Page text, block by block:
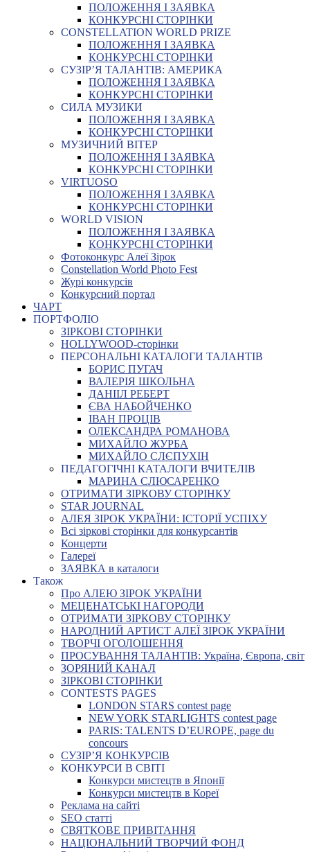
ПОЛОЖЕННЯ І ЗАЯВКА
КОНКУРСНІ СТОРІНКИ
CONSTELLATION WORLD PRIZE
ПОЛОЖЕННЯ І ЗАЯВКА
КОНКУРСНІ СТОРІНКИ
СУЗІР’Я ТАЛАНТІВ: АМЕРИКА
ПОЛОЖЕННЯ І ЗАЯВКА
КОНКУРСНІ СТОРІНКИ
СИЛА МУЗИКИ
ПОЛОЖЕННЯ І ЗАЯВКА
КОНКУРСНІ СТОРІНКИ
МУЗИЧНИЙ ВІТЕР
ПОЛОЖЕННЯ І ЗАЯВКА
КОНКУРСНІ СТОРІНКИ
VIRTUOSO
ПОЛОЖЕННЯ І ЗАЯВКА
КОНКУРСНІ СТОРІНКИ
WORLD VISION
ПОЛОЖЕННЯ І ЗАЯВКА
КОНКУРСНІ СТОРІНКИ
Фотоконкурс Алеї Зірок
Constellation World Photo Fest
Журі конкурсів
Конкурсний портал
ЧАРТ
ПОРТФОЛІО
ЗІРКОВІ СТОРІНКИ
HOLLYWOOD-сторінки
ПЕРСОНАЛЬНІ КАТАЛОГИ ТАЛАНТІВ
БОРИС ПУГАЧ
ВАЛЕРІЯ ШКОЛЬНА
ДАНІІЛ РЕБЕРТ
ЄВА НАБОЙЧЕНКО
ІВАН ПРОЦІВ
ОЛЕКСАНДРА РОМАНОВА
МИХАЙЛО ЖУРБА
МИХАЙЛО СЛЄПУХІН
ПЕДАГОГІЧНІ КАТАЛОГИ ВЧИТЕЛІВ
МАРИНА СЛЮСАРЕНКО
ОТРИМАТИ ЗІРКОВУ СТОРІНКУ
STAR JOURNAL
АЛЕЯ ЗІРОК УКРАЇНИ: ІСТОРІЇ УСПІХУ
Всі зіркові сторінки для конкурсантів
Концерти
Галереї
ЗАЯВКА в каталоги
Також
Про АЛЕЮ ЗІРОК УКРАЇНИ
МЕЦЕНАТСЬКІ НАГОРОДИ
ОТРИМАТИ ЗІРКОВУ СТОРІНКУ
НАРОДНИЙ АРТИСТ АЛЕЇ ЗІРОК УКРАЇНИ
ТВОРЧІ ОГОЛОШЕННЯ
ПРОСУВАННЯ ТАЛАНТІВ: Україна, Європа, світ
ЗОРЯНИЙ КАНАЛ
ЗІРКОВІ СТОРІНКИ
CONTESTS PAGES
LONDON STARS contest page
NEW YORK STARLIGHTS contest page
PARIS: TALENTS D’EUROPE, page du
concours
СУЗІР’Я КОНКУРСІВ
КОНКУРСИ В СВІТІ
Конкурси мистецтв в Японії
Конкурси мистецтв в Кореї
Реклама на сайті
SEO статті
СВЯТКОВЕ ПРИВІТАННЯ
НАЦІОНАЛЬНИЙ ТВОРЧИЙ ФОНД